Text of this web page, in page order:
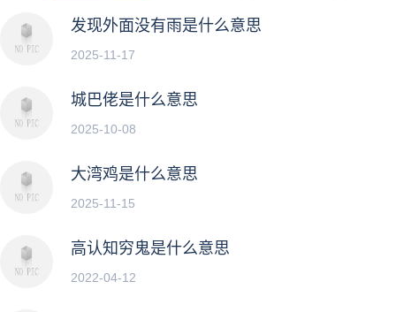
发现外面没有雨是什么意思
2025-11-17
城巴佬是什么意思
2025-10-08
大湾鸡是什么意思
2025-11-15
高认知穷鬼是什么意思
2022-04-12